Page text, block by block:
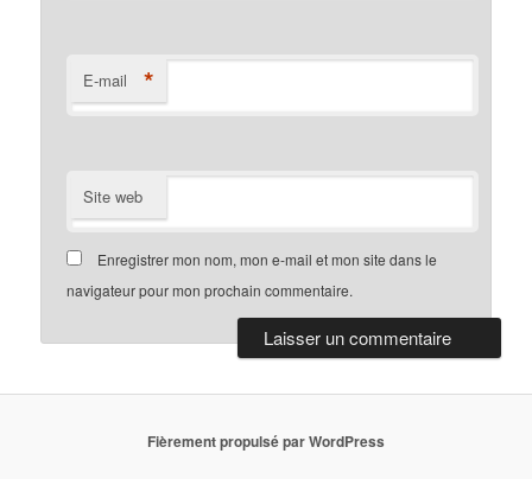
E-mail *
Site web
Enregistrer mon nom, mon e-mail et mon site dans le
navigateur pour mon prochain commentaire.
Fièrement propulsé par WordPress